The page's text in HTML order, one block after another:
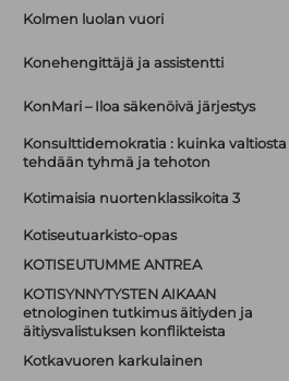
Kolmen luolan vuori
Konehengittäjä ja assistentti
KonMari – Iloa säkenöivä järjestys
Konsulttidemokratia : kuinka valtiosta
tehdään tyhmä ja tehoton
Kotimaisia nuortenklassikoita 3
Kotiseutuarkisto-opas
KOTISEUTUMME ANTREA
KOTISYNNYTYSTEN AIKAAN
etnologinen tutkimus äitiyden ja
äitiysvalistuksen konflikteista
Kotkavuoren karkulainen